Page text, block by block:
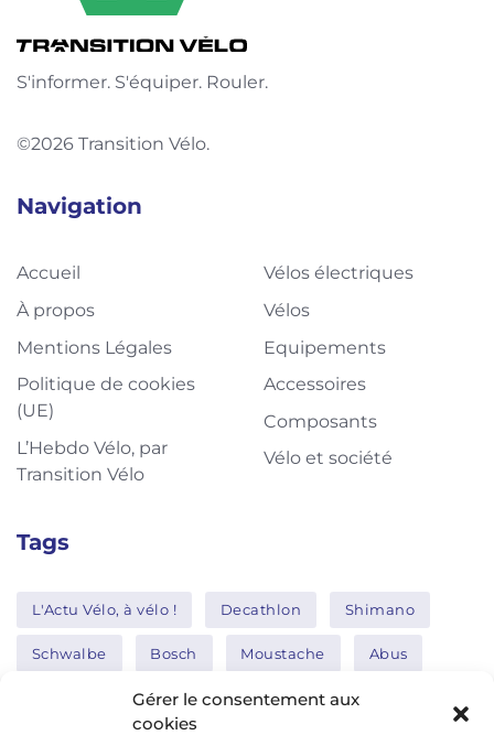
Gérer le consentement aux
cookies
S'informer. S'équiper. Rouler.
©2026 Transition Vélo.
Navigation
Accueil
À propos
Mentions Légales
Politique de cookies
(UE)
L’Hebdo Vélo, par
Transition Vélo
Vélos électriques
Vélos
Equipements
Accessoires
Composants
Vélo et société
Tags
L'Actu Vélo, à vélo ! Decathlon Shimano
Schwalbe Bosch Moustache Abus
Thule Nakamura